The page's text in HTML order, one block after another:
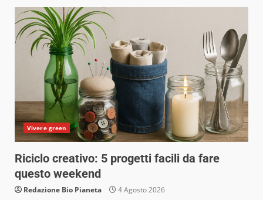
Vivere green
Riciclo creativo: 5 progetti facili da fare
questo weekend
Redazione Bio Pianeta 4 Agosto 2026